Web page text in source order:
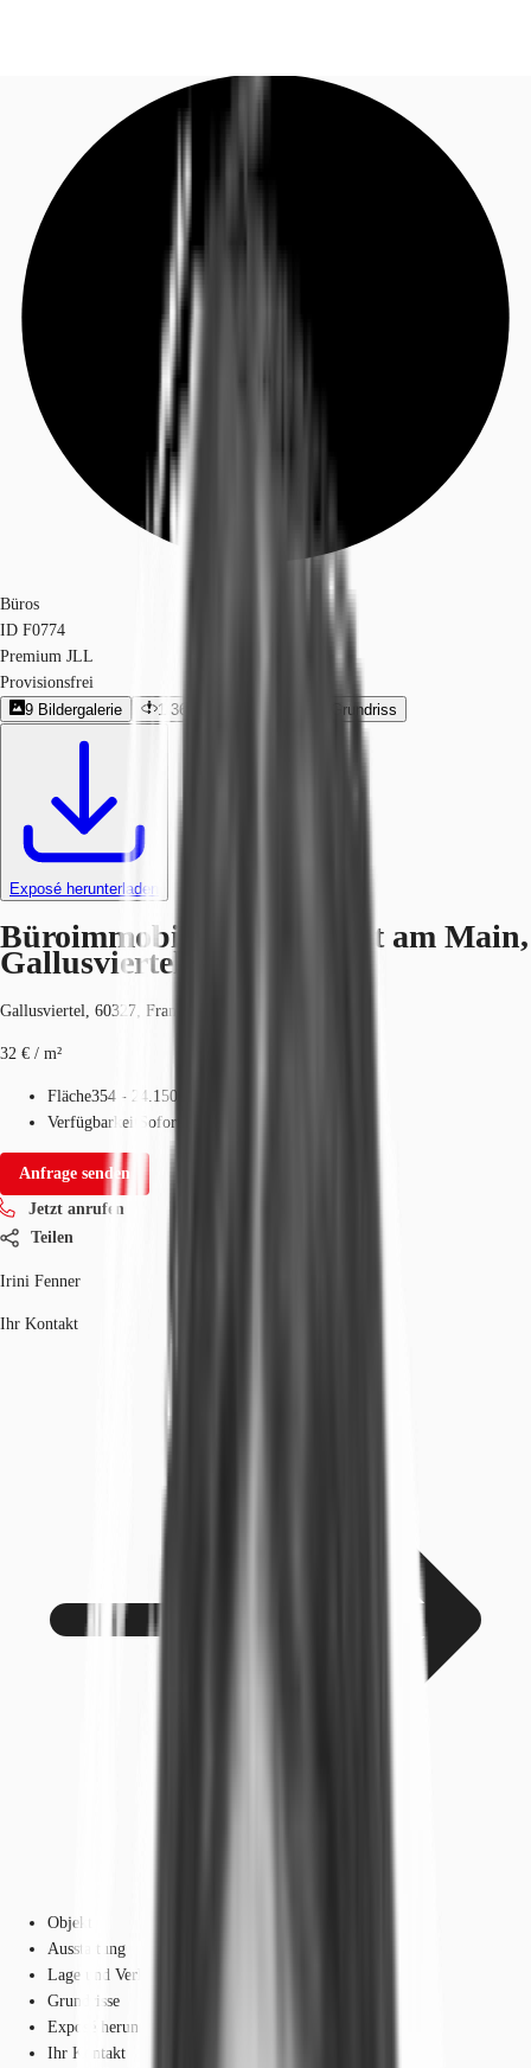
Investieren
Marktinformationen
Ihre Ansprechpartner
Jetzt anrufen
Büros
ID F0774
Premium JLL
Provisionsfrei
9 Bildergalerie 1 360º-Rundgang Grundriss
Exposé herunterladen
Büroimmobilie - Frankfurt am Main,
Gallusviertel - F0774
Gallusviertel, 60327, Frankfurt am Main, Hessen
32 € / m²
Fläche354 - 24.150 m²
Verfügbarkeit
Sofort
Anfrage senden
Jetzt anrufen
Teilen
Irini Fenner
Ihr Kontakt
Objekt
Ausstattung
Lage und Verkehrsanbindung
Grundrisse
Exposé herunterladen
Ihr Kontakt